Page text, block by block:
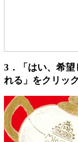
3．「はい、希
れる」をクリッ